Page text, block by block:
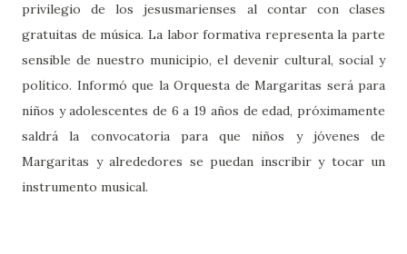
privilegio de los jesusmarienses al contar con clases
gratuitas de música. La labor formativa representa la parte
sensible de nuestro municipio, el devenir cultural, social y
político. Informó que la Orquesta de Margaritas será para
niños y adolescentes de 6 a 19 años de edad, próximamente
saldrá la convocatoria para que niños y jóvenes de
Margaritas y alrededores se puedan inscribir y tocar un
instrumento musical.